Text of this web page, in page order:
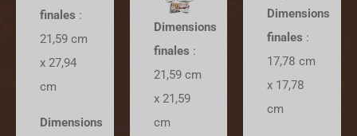
finales :
21,59 cm
x 27,94
cm
Dimensions
Dimensions
finales :
21,59 cm
x 21,59
cm
Dimensions
finales :
17,78 cm
x 17,78
cm